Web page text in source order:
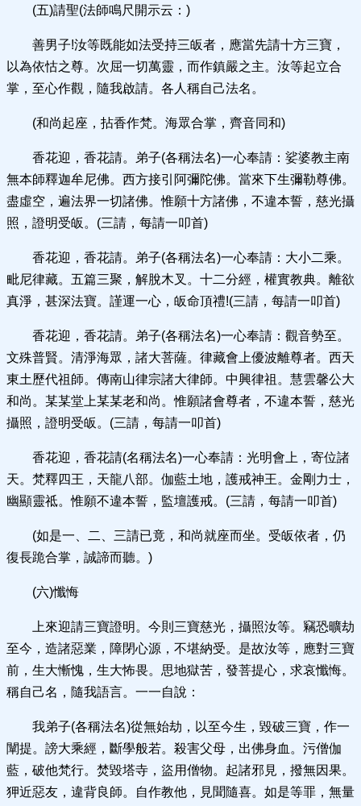
(五)請聖(法師鳴尺開示云：)
善男子!汝等既能如法受持三皈者，應當先請十方三寶，
以為依怙之尊。次屈一切萬靈，而作鎮嚴之主。汝等起立合
掌，至心作觀，隨我啟請。各人稱自己法名。
(和尚起座，拈香作梵。海眾合掌，齊音同和)
香花迎，香花請。弟子(各稱法名)一心奉請：娑婆教主南
無本師釋迦牟尼佛。西方接引阿彌陀佛。當來下生彌勒尊佛。
盡虛空，遍法界一切諸佛。惟願十方諸佛，不違本誓，慈光攝
照，證明受皈。(三請，每請一叩首)
香花迎，香花請。弟子(各稱法名)一心奉請：大小二乘。
毗尼律藏。五篇三聚，解脫木叉。十二分經，權實教典。離欲
真淨，甚深法寶。謹運一心，皈命頂禮!(三請，每請一叩首)
香花迎，香花請。弟子(各稱法名)一心奉請：觀音勢至。
文殊普賢。清淨海眾，諸大菩薩。律藏會上優波離尊者。西天
東土歷代祖師。傳南山律宗諸大律師。中興律祖。慧雲馨公大
和尚。某某堂上某某老和尚。惟願諸會尊者，不違本誓，慈光
攝照，證明受皈。(三請，每請一叩首)
香花迎，香花請(名稱法名)一心奉請：光明會上，寄位諸
天。梵釋四王，天龍八部。伽藍土地，護戒神王。金剛力士，
幽顯靈祗。惟願不違本誓，監壇護戒。(三請，每請一叩首)
(如是一、二、三請已竟，和尚就座而坐。受皈依者，仍
復長跪合掌，誠諦而聽。)
(六)懺悔
上來迎請三寶證明。今則三寶慈光，攝照汝等。竊恐曠劫
至今，造諸惡業，障閉心源，不堪納受。是故汝等，應對三寶
前，生大慚愧，生大怖畏。思地獄苦，發菩提心，求哀懺悔。
稱自己名，隨我語言。一一自說：
我弟子(各稱法名)從無始劫，以至今生，毀破三寶，作一
闡提。謗大乘經，斷學般若。殺害父母，出佛身血。污僧伽
藍，破他梵行。焚毀塔寺，盜用僧物。起諸邪見，撥無因果。
狎近惡友，違背良師。自作教他，見聞隨喜。如是等罪，無量